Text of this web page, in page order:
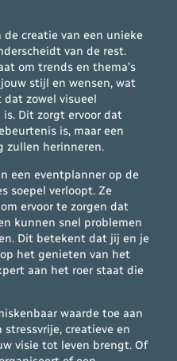
creatie van een unieke
van de rest.
om trends en thema’s
stijl en wensen, wat
zowel visueel
Dit zorgt ervoor dat
is, maar een
zullen herinneren.
een eventplanner op de
soepel verloopt. Ze
ervoor te zorgen dat
kunnen snel problemen
Dit betekent dat jij en je
het genieten van het
aan het roer staat die
waarde toe aan
stressvrije, creatieve en
visie tot leven brengt. Of